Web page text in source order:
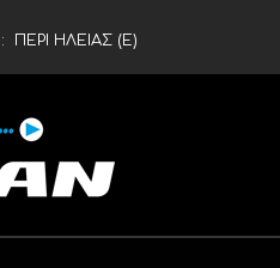
ΠΕΡΙ ΗΛΕΙΑΣ (Ε)